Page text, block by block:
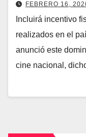
FEBRERO 16,
Incluirá incentivo
realizados en el
anunció este
cine nacional,